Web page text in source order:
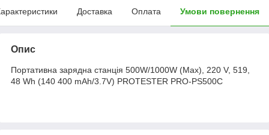
Доставка Оплата Умови повернення
Опис
Портативна зарядна станція 500W/1000W (Max), 220 V, 519,
48 Wh (140 400 mAh/3.7V) PROTESTER PRO-PS500C